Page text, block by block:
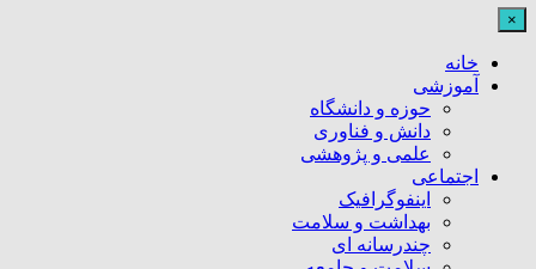
×
خانه
آموزشی
حوزه و دانشگاه
دانش و فناوری
علمی و پژوهشی
اجتماعی
اینفوگرافیک
بهداشت و سلامت
چندرسانه ای